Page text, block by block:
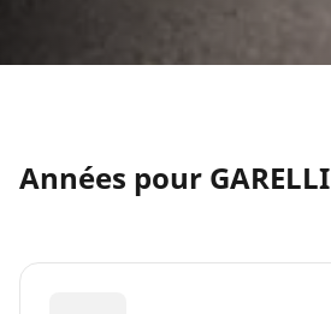
Années pour GARELLI